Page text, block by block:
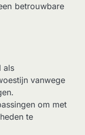
betrouwbare
als
vanwege
om met
te